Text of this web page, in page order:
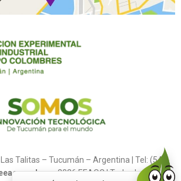
Talitas – Tucumán – Argentina | Tel: (54
2026 EEAOC | Todos los